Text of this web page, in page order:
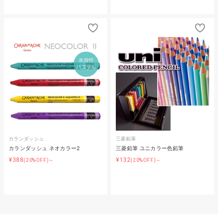
カランダッシュ
カランダッシュ ネオカラー2
¥388(20%OFF)～
三菱鉛筆
三菱鉛筆 ユニカラー色鉛筆
¥132(20%OFF)～